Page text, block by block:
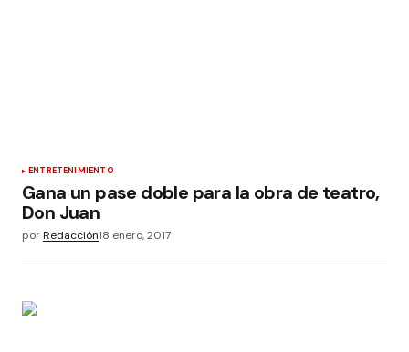
ENTRETENIMIENTO
Gana un pase doble para la obra de teatro,
Don Juan
porRedacción18 enero, 2017